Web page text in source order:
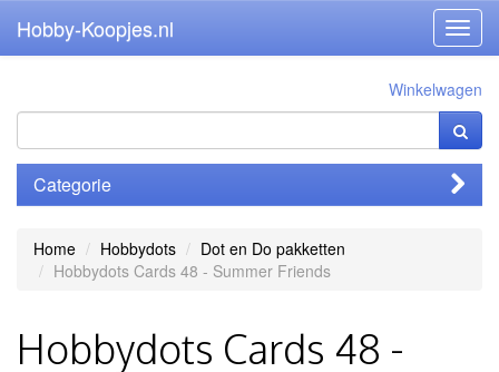
Hobby-Koopjes.nl
Winkelwagen
Categorie
Home Hobbydots
Dot en Do pakketten
Hobbydots Cards 48 - Summer Friends
Hobbydots Cards 48 -